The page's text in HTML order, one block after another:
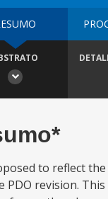
to reflect
PDO revision.